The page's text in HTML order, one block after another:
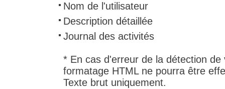
Nom de l'utilisateur
Description détaillée
Journal des activités
* En cas d'erreur de la détection
formatage HTML ne pourra être
Texte brut uniquement.